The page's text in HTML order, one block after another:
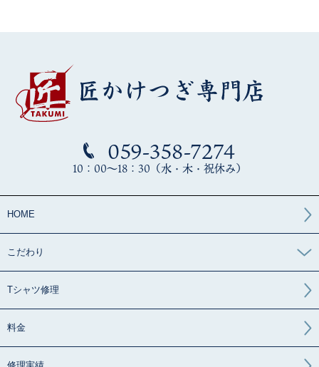
059-358-7274
10：00～18：30（水・木・祝休み）
HOME
こだわり
Tシャツ修理
料金